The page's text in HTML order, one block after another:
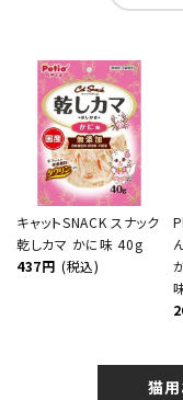
キャットSNACK スナック
乾しカマ かに味 40g
437円 (税込)
猫